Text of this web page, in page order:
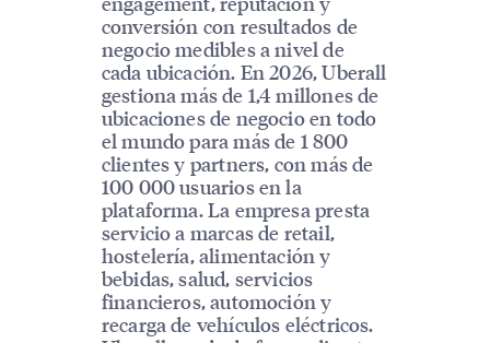
conversión con resultados de
negocio medibles a nivel de
cada ubicación. En 2026, Uberall
gestiona más de 1,4 millones de
ubicaciones de negocio en todo
el mundo para más de 1 800
clientes y partners, con más de
100 000 usuarios en la
plataforma. La empresa presta
servicio a marcas de retail,
hostelería, alimentación y
bebidas, salud, servicios
financieros, automoción y
recarga de vehículos eléctricos.